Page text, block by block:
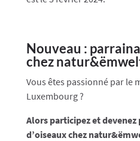
Nouveau :
chez
Vous êtes passionné par le
Luxembourg ?
Alors participez et
d’oiseaux chez